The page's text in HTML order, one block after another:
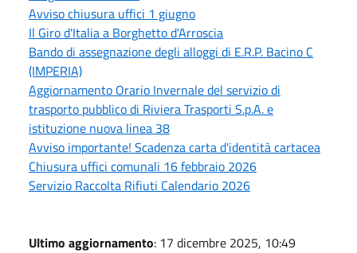
Avviso chiusura uffici 1 giugno
Il Giro d'Italia a Borghetto d'Arroscia
Bando di assegnazione degli alloggi di E.R.P. Bacino C
(IMPERIA)
Aggiornamento Orario Invernale del servizio di
trasporto pubblico di Riviera Trasporti S.p.A. e
istituzione nuova linea 38
Avviso importante! Scadenza carta d'identità cartacea
Chiusura uffici comunali 16 febbraio 2026
Servizio Raccolta Rifiuti Calendario 2026
Ultimo aggiornamento: 17 dicembre 2025, 10:49